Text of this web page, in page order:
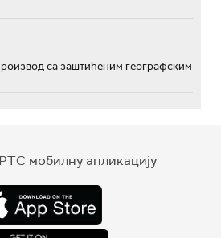
са заштићеним географским
мобилну апликацију